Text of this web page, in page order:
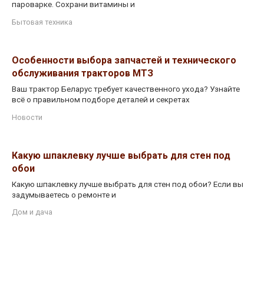
пароварке. Сохрани витамины и
Бытовая техника
Особенности выбора запчастей и технического
обслуживания тракторов МТЗ
Ваш трактор Беларус требует качественного ухода? Узнайте
всё о правильном подборе деталей и секретах
Новости
Какую шпаклевку лучше выбрать для стен под
обои
Какую шпаклевку лучше выбрать для стен под обои? Если вы
задумываетесь о ремонте и
Дом и дача